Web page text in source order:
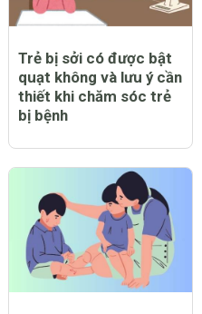
Trẻ bị sởi có được bật
quạt không và lưu ý cần
thiết khi chăm sóc trẻ
bị bệnh